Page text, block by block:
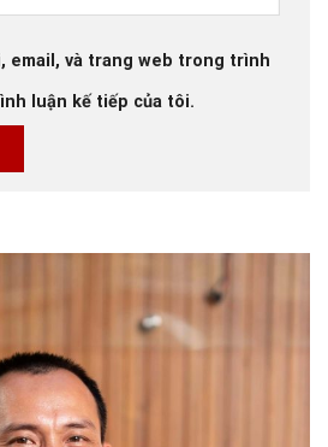
email, và trang web trong trình
luận kế tiếp của tôi.